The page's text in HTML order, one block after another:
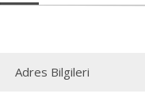
Adres Bilgileri